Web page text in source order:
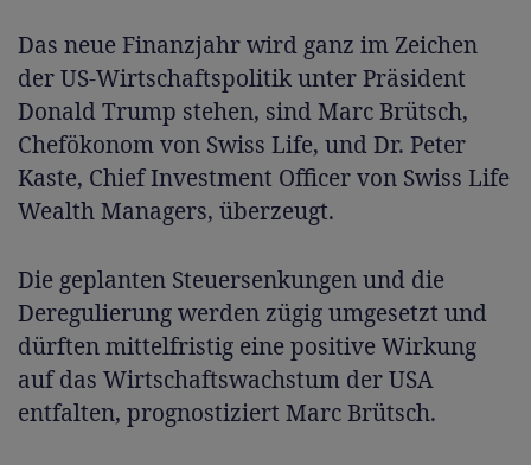
Das neue Finanzjahr wird ganz im Zeichen
der US-Wirtschaftspolitik unter Präsident
Donald Trump stehen, sind Marc Brütsch,
Chefökonom von Swiss Life, und Dr. Peter
Kaste, Chief Investment Officer von Swiss Life
Wealth Managers, überzeugt.
Die geplanten Steuersenkungen und die
Deregulierung werden zügig umgesetzt und
dürften mittelfristig eine positive Wirkung
auf das Wirtschaftswachstum der USA
entfalten, prognostiziert Marc Brütsch.